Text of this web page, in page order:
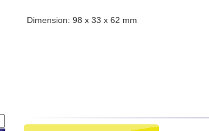
Dimension: 98 x 33 x 62 mm